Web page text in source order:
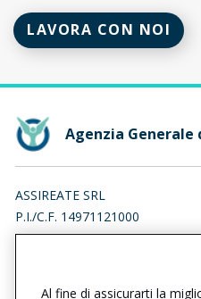
LAVORA CON NOI
Agenzia Generale
ASSIREATE SRL
P.I./C.F. 14971121000
LARGO MONTEDINOVE 4,
Al fine di assicurarti la